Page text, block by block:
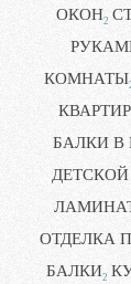
ОКОН2
КОМНАТЫ
БАЛКИ В
ОТДЕЛКА
БАЛКИ2